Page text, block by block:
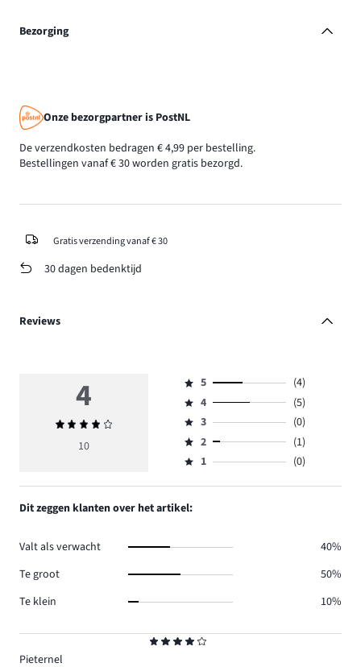
Bezorging
Onze bezorgpartner is PostNL
De verzendkosten bedragen € 4,99 per bestelling.
Bestellingen vanaf € 30 worden gratis bezorgd.
Gratis verzending vanaf € 30
30 dagen bedenktijd
Reviews
4
Pieternel
4
Gemiddelde
beoordeling
10
Beoordeling
5,
aantal
reviews
4.
5
(4)
Beoordeling
4,
aantal
reviews
4
(5)
Beoordeling
3,
aantal
3
(0)
Beoordeling
2,
1.
2
(1)
Beoordeling
1,
aantal
reviews
1 (0)
Dit zeggen klanten over het artikel:
Valt als verwacht
40%
Te groot
50%
Te klein
10%